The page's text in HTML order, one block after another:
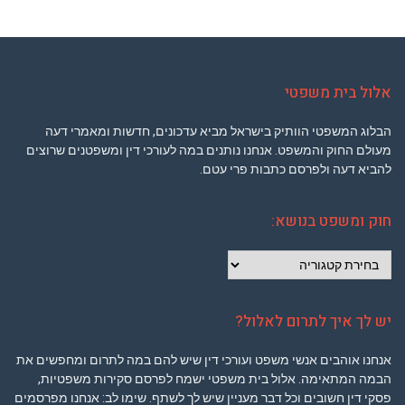
אלול בית משפטי
הבלוג המשפטי הוותיק בישראל מביא עדכונים, חדשות ומאמרי דעה
מעולם החוק והמשפט. אנחנו נותנים במה לעורכי דין ומשפטנים שרוצים
להביא דעה ולפרסם כתבות פרי עטם.
חוק ומשפט בנושא:
ומשפט
יש לך איך לתרום לאלול?
אנחנו אוהבים אנשי משפט ועורכי דין שיש להם במה לתרום ומחפשים את
הבמה המתאימה. אלול בית משפטי ישמח לפרסם סקירות משפטיות,
פסקי דין חשובים וכל דבר מעניין שיש לך לשתף. שימו לב: אנחנו מפרסמים